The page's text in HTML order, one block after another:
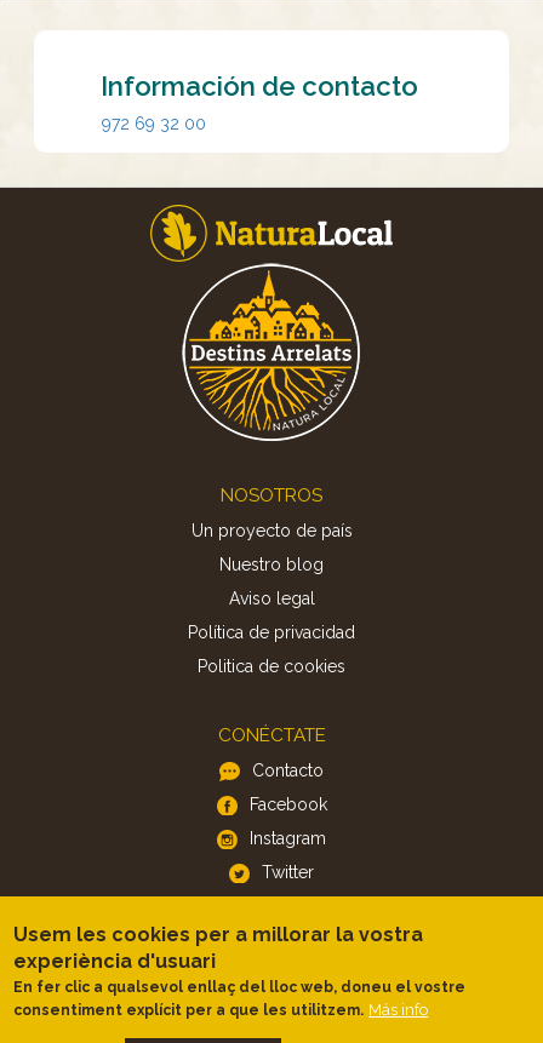
Información de contacto
972 69 32 00
NOSOTROS
Un proyecto de país
Nuestro blog
Aviso legal
Política de privacidad
Politica de cookies
CONÉCTATE
Contacto
Facebook
Instagram
Twitter
APP
iOS
Android
Usem les cookies per a millorar la vostra
experiència d'usuari
En fer clic a qualsevol enllaç del lloc web, doneu el vostre
consentiment explícit per a que les utilitzem. Más info